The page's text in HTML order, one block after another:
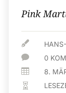
Pink

 0
 8.
